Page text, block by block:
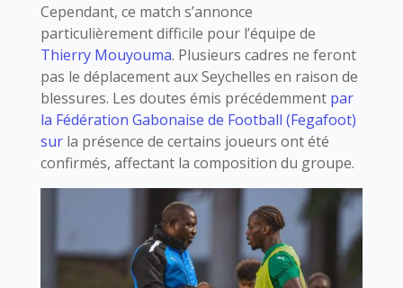
Cependant, ce match s’annonce
particulièrement difficile pour l’équipe de
Thierry Mouyouma. Plusieurs cadres ne feront
pas le déplacement aux Seychelles en raison de
blessures. Les doutes émis précédemmentpar
la Fédération Gabonaise de Football (Fegafoot)
surla présence de certains joueurs ont été
confirmés, affectant la composition du groupe.